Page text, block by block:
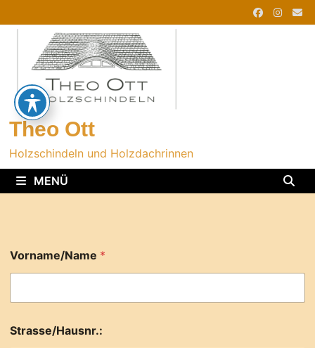
zum
Theo Ott
Holzschindeln und Holzdachrinnen
MENÜ
Vorname/Name *
Strasse/Hausnr.: